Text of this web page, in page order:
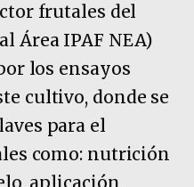
frutales del
Área IPAF NEA)
los ensayos
cultivo, donde se
para el
como: nutrición
aplicación